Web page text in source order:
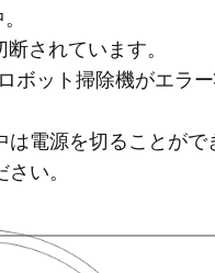
されています。
ボット掃除機がエラ
は電源を切ることが
い。